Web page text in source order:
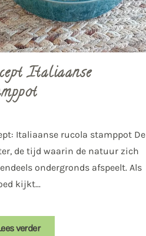
Italiaanse
Italiaanse rucola stamppot De
de tijd waarin de natuur zich
ondergronds afspeelt. Als
kijkt...
verder